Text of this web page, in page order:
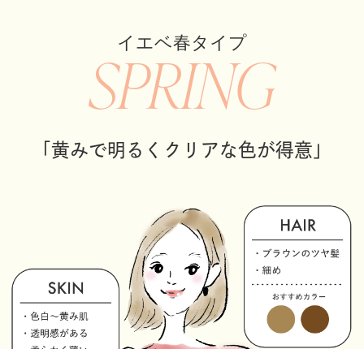
イエベ春タイプ
SPRING
「黄みで明るくクリアな色が得意」